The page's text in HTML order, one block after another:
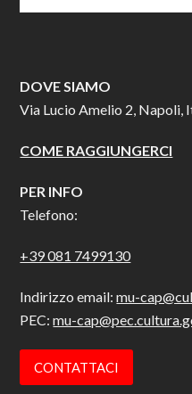
DOVE SIAMO
Via Lucio Amelio 2, Napoli,
COME RAGGIUNGERCI
PER INFO
Telefono:
+39 081 7499130
Indirizzo email:mu-
PEC:mu-
CONTATTACI